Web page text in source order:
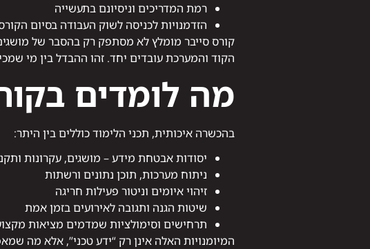
רמת המדריכים וניסיונם בתעשייה
הזדמנויות לכניסה לשוק העבודה בסיום
קורס סייבר מומלץ לא מסתפק רק בהסבר של
הקוד והמערכת עובדים יחד. זהו ההבדל בין מי
מה לומדים
בהכשרה איכותית, תכני הלימוד כוללים בין היתר:
יסודות אבטחת מידע – מושגים, עקרונות
ניתוח מערכות, תוכן נתונים ורשתות
זיהוי איומים וניטור פעילות חריגה
שיטות הגנה ותגובה לאירועים בזמן אמת
תרחישים וסימולציות שמדמים מציאות
המיומנויות האלה אינן רק “ידע טכני”, אלא מה